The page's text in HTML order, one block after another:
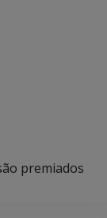
premiados